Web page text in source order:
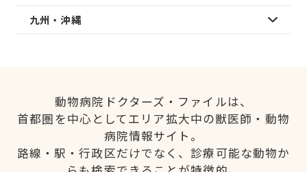
九州・沖縄
動物病院ドクターズ・ファイルは、
首都圏を中心としてエリア拡大中の獣医師・動物
病院情報サイト。
路線・駅・行政区だけでなく、診療可能な動物か